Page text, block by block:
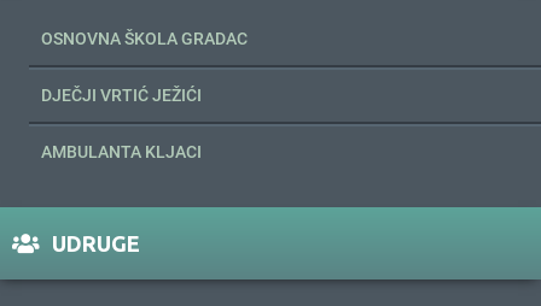
OSNOVNA ŠKOLA GRADAC
DJEČJI VRTIĆ JEŽIĆI
AMBULANTA KLJACI
UDRUGE